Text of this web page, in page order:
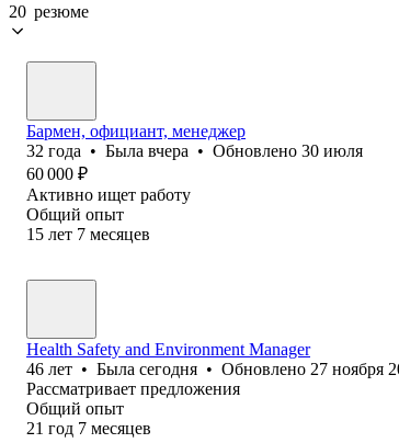
20 резюме
Бармен, официант, менеджер
32 года • Была вчера • Обновлено 30 июля
60 000 ₽
Активно ищет работу
Общий опыт
15 лет 7 месяцев
Health Safety and Environment Manager
46 лет • Была сегодня • Обновлено 27 ноября
Рассматривает предложения
Общий опыт
21 год 7 месяцев